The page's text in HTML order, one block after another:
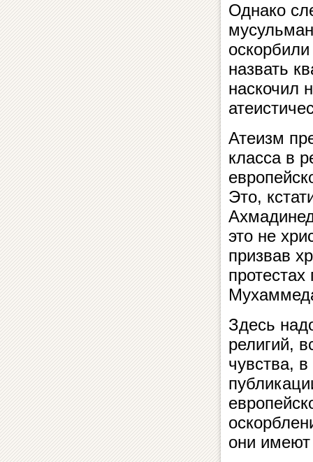
Однако
назвать
наскочил
Атеизм
класса в
Это,
это не
призвав
Здесь
религий,
чувства,
они имеют